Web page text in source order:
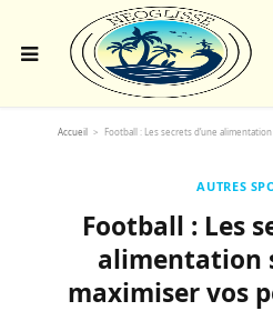
Accueil > Football : Les secrets d’une
AUTRES
Football : Les
alimentation
maximiser vos